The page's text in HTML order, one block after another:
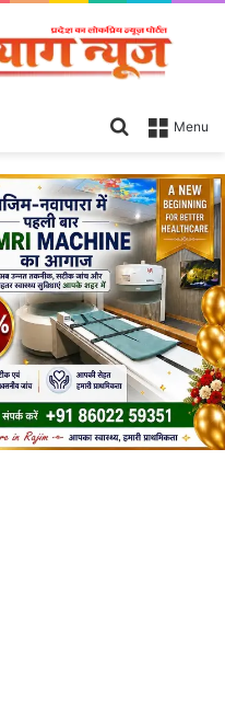
Menu
Search